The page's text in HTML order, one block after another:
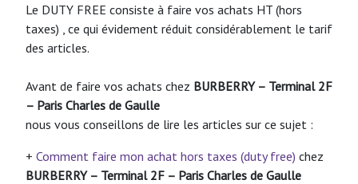
Le DUTY FREE consiste à faire vos achats HT (hors
taxes) , ce qui évidement réduit considérablement le tarif
des articles.
Avant de faire vos achats chez BURBERRY – Terminal 2F
– Paris Charles de Gaulle
nous vous conseillons de lire les articles sur ce sujet :
+ Comment faire mon achat hors taxes (duty free) chez
BURBERRY – Terminal 2F – Paris Charles de Gaulle